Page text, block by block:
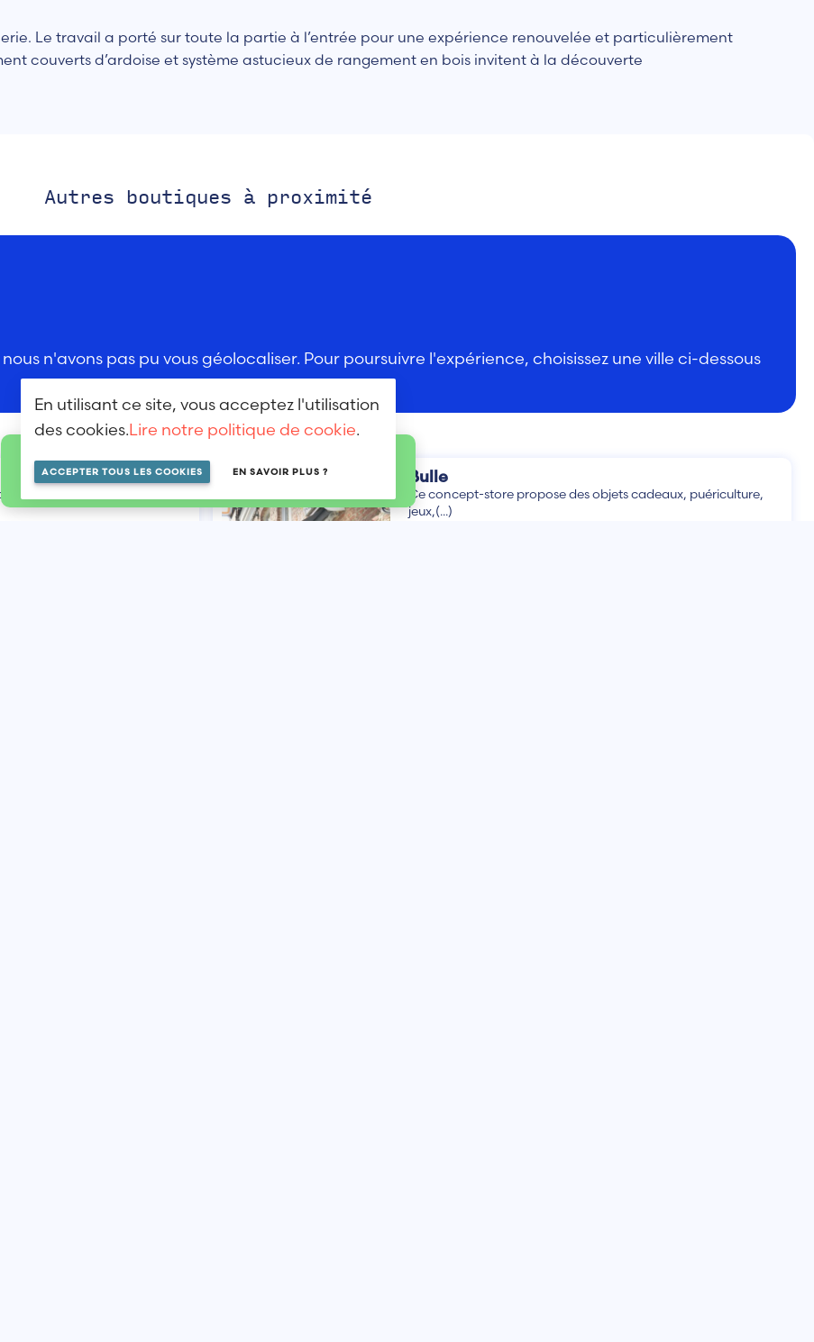
Le travail a porté sur toute la partie à l’entrée pour une expérience renouvelée et particulièrement
couverts d’ardoise et système astucieux de rangement en bois invitent à la découverte
Autres boutiques à proximité
n'avons pas pu vous géolocaliser. Pour poursuivre l'expérience, choisissez une ville ci-dessous
et naturels,(...)
Bulle
Ce concept-store propose des objets cadeaux, puériculture,
jeux,(...)
LOCALISER SUR LA MAP
En utilisant ce site, vous acceptez l'utilisation
des cookies.Lire notre politique de cookie.
ACCEPTER TOUS LES COOKIES EN SAVOIR PLUS ?